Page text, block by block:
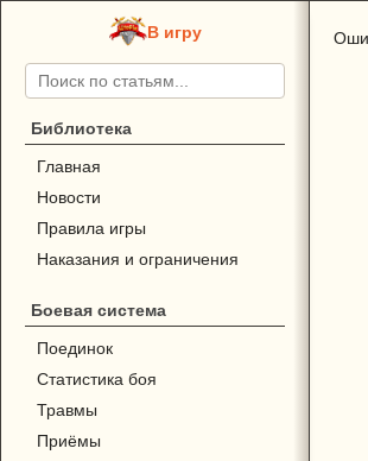
В игру
Библиотека
Главная
Новости
Правила игры
Наказания и ограничения
Боевая система
Поединок
Статистика боя
Травмы
Приёмы